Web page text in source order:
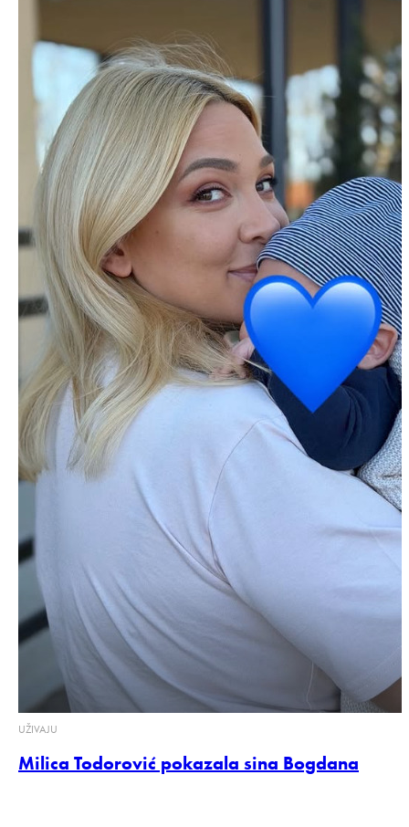
UŽIVAJU
Milica Todorović pokazala sina Bogdana